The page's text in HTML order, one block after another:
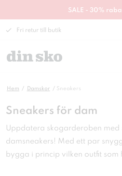
SALE - 30%
Fri retur till butik
Hem Damskor Sneakers
Sneakers för dam
Uppdatera skogarderoben med
damsneakers! Med ett par
bygga i princip vilken outfit som